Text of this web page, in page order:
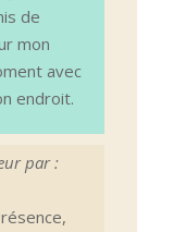
de
mon
avec
endroit.
par :